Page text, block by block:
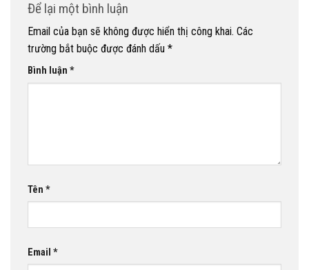
Để lại một bình luận
Email của bạn sẽ không được hiển thị công khai. Các
trường bắt buộc được đánh dấu *
Bình luận *
Tên *
Email *